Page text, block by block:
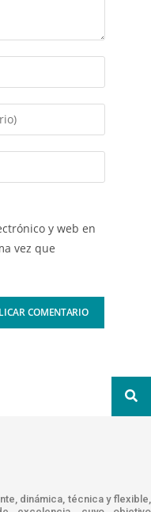
y web en
vez que
dinámica, técnica y flexible,